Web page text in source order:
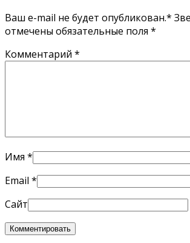
Ваш e-mail не будет опубликован.*
отмечены обязательные поля *
Комментарий *
Имя *
Email *
Сайт